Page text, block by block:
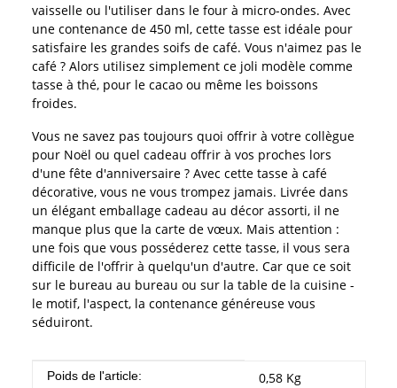
vaisselle ou l'utiliser dans le four à micro-ondes. Avec
une contenance de 450 ml, cette tasse est idéale pour
satisfaire les grandes soifs de café. Vous n'aimez pas le
café ? Alors utilisez simplement ce joli modèle comme
tasse à thé, pour le cacao ou même les boissons
froides.
Vous ne savez pas toujours quoi offrir à votre collègue
pour Noël ou quel cadeau offrir à vos proches lors
d'une fête d'anniversaire ? Avec cette tasse à café
décorative, vous ne vous trompez jamais. Livrée dans
un élégant emballage cadeau au décor assorti, il ne
manque plus que la carte de vœux. Mais attention :
une fois que vous posséderez cette tasse, il vous sera
difficile de l'offrir à quelqu'un d'autre. Car que ce soit
sur le bureau au bureau ou sur la table de la cuisine -
le motif, l'aspect, la contenance généreuse vous
séduiront.
#productDetails.itemInformation#
#productDetails.itemValue#
Poids de l'article: 0,58 Kg